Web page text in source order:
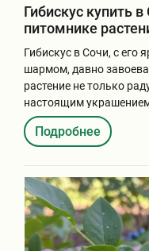
Гибискус купить
питомнике
Гибискус в Сочи, с его
шармом, давно
растение не только
настоящим
Подробнее